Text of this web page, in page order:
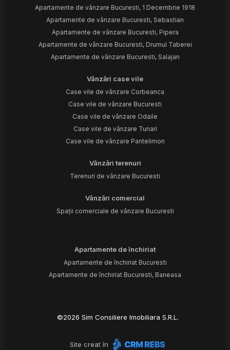
Apartamente de vânzare Bucuresti, 1 Decembrie 1918
Apartamente de vânzare Bucuresti, Sebastian
Apartamente de vânzare Bucuresti, Pipera
Apartamente de vânzare Bucuresti, Drumul Taberei
Apartamente de vânzare Bucuresti, Salajan
Vânzări case vile
Case vile de vânzare Corbeanca
Case vile de vânzare Bucuresti
Case vile de vânzare Odaile
Case vile de vânzare Tunari
Case vile de vânzare Pantelimon
Vânzări terenuri
Terenuri de vânzare Bucuresti
Vânzări comercial
Spații comerciale de vânzare Bucuresti
Apartamente de închiriat
Apartamente de închiriat Bucuresti
Apartamente de închiriat Bucuresti, Baneasa
©2026 Sim Consiliere Imobiliara S.R.L.
Site creat în